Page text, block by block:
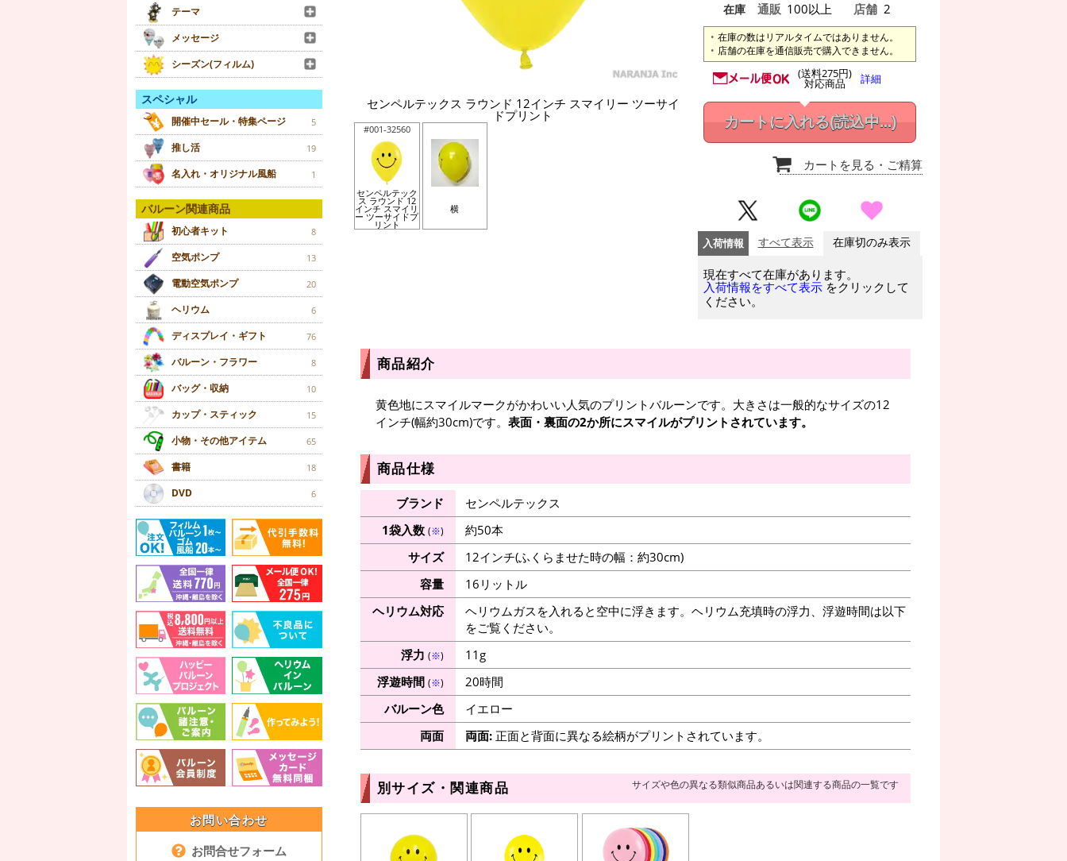
テーマ
メッセージ
シーズン(フィルム)
スペシャル
開催中セール・特集ページ 5
推し活 19
名入れ・オリジナル風船 1
バルーン関連商品
初心者キット 8
空気ポンプ 13
電動空気ポンプ 20
ヘリウム 6
ディスプレイ・ギフト 76
バルーン・フラワー 8
バッグ・収納 10
カップ・スティック 15
小物・その他アイテム 65
書籍 18
DVD 6
お問い合わせ
お問合せフォーム
センペルテックス ラウンド 12インチ スマイリー ツーサイ
ドプリント
#001-32560
センペルテック
ス ラウンド 12
インチ スマイリ
ー ツーサイドプ
リント
横
在庫
通販 100以上 店舗 2
在庫の数はリアルタイムではありません。
店舗の在庫を通信販売で購入できません。
(送料275円)
対応商品 詳細
カートに入れる(読込中...)
カートを見る ・ご精算
入荷情報 すべて表示 在庫切のみ表示
現在すべて在庫があります。
入荷情報をすべて表示 をクリックして
ください。
商品紹介
黄色地にスマイルマークがかわいい人気のプリントバルーンです。大きさは一般的なサイズの12
インチ(幅約30cm)です。 表面・裏面の2か所にスマイルがプリントされています。
商品仕様
ブランド
センペルテックス
1袋入数 (※)
約50本
サイズ
12インチ(ふくらませた時の幅：約30cm)
容量
16リットル
ヘリウム対応
ヘリウムガスを入れると空中に浮きます。ヘリウム充填時の浮力、浮遊時間は以下
をご覧ください。
浮力 (※)
11g
浮遊時間 (※)
20時間
バルーン色
イエロー
両面
両面:正面と背面に異なる絵柄がプリントされています。
別サイズ・関連商品 サイズや色の異なる類似商品あるいは関連する商品の一覧です